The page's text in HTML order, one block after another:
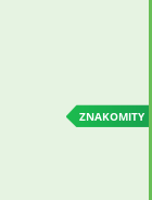
ZNAKOMITY